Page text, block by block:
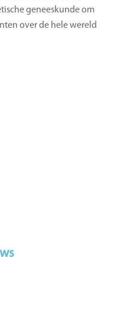
geneeskunde om
over de hele wereld